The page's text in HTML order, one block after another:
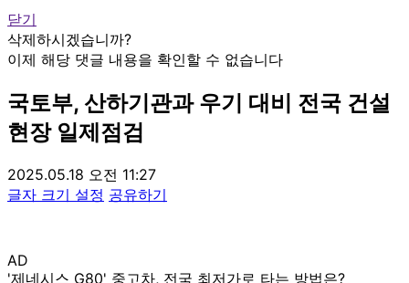
닫기
삭제하시겠습니까?
이제 해당 댓글 내용을 확인할 수 없습니다
국토부, 산하기관과 우기 대비 전국 건설
현장 일제점검
2025.05.18 오전 11:27
글자 크기 설정 공유하기
AD